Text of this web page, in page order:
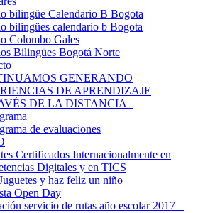
bilingüe Calendario B Bogota
bilingües calendario b Bogota
Colombo Gales
Bilingües Bogotá Norte
GENERANDO
DE APRENDIZAJE
DE LA DISTANCIA
de evaluaciones
Certificados Internacionalmente en
Digitales y en TICS
y haz feliz un niño
Open Day
servicio de rutas año escolar 2017 –